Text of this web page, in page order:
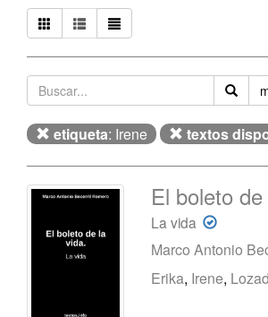
etiqueta: Irene textos
El boleto
La vida
Marco Antonio
Erika, Irene,